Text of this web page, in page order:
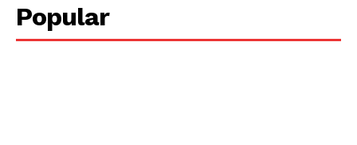
Popular